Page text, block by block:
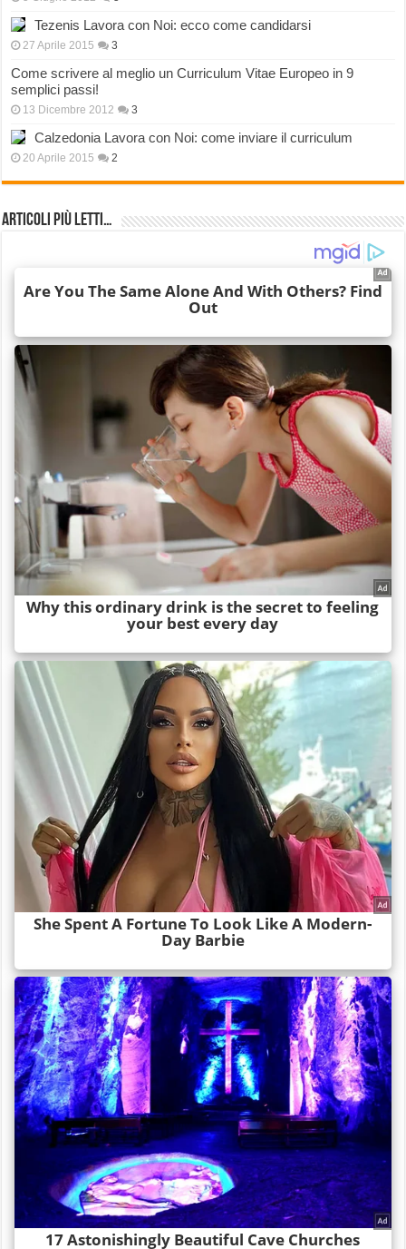
Tezenis Lavora con Noi: ecco come candidarsi
27 Aprile 2015 3
Come scrivere al meglio un Curriculum Vitae Europeo in 9
semplici passi!
13 Dicembre 2012 3
Calzedonia Lavora con Noi: come inviare il curriculum
20 Aprile 2015 2
Articoli più Letti…